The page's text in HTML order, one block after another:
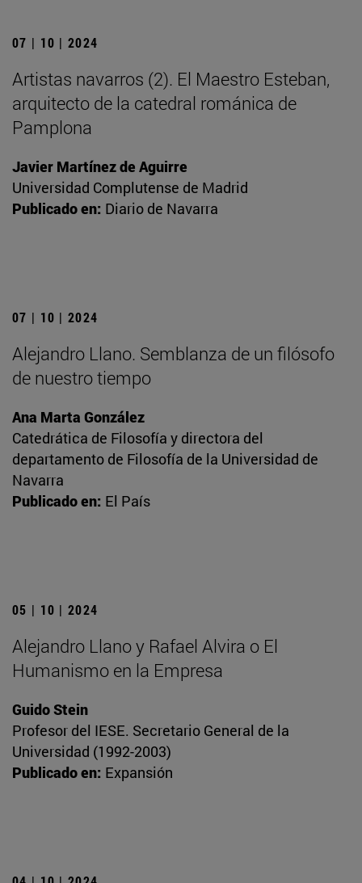
07 | 10 | 2024
Artistas navarros (2). El Maestro Esteban,
arquitecto de la catedral románica de
Pamplona
Javier Martínez de Aguirre
Universidad Complutense de Madrid
Publicado en: Diario de Navarra
07 | 10 | 2024
Alejandro Llano. Semblanza de un filósofo
de nuestro tiempo
Ana Marta González
Catedrática de Filosofía y directora del
departamento de Filosofía de la Universidad de
Navarra
Publicado en: El País
05 | 10 | 2024
Alejandro Llano y Rafael Alvira o El
Humanismo en la Empresa
Guido Stein
Profesor del IESE. Secretario General de la
Universidad (1992-2003)
Publicado en: Expansión